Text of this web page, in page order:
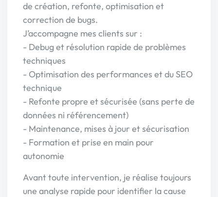
de création, refonte, optimisation et
correction de bugs.
J’accompagne mes clients sur :
- Debug et résolution rapide de problèmes
techniques
- Optimisation des performances et du SEO
technique
- Refonte propre et sécurisée (sans perte de
données ni référencement)
- Maintenance, mises à jour et sécurisation
- Formation et prise en main pour
autonomie
Avant toute intervention, je réalise toujours
une analyse rapide pour identifier la cause